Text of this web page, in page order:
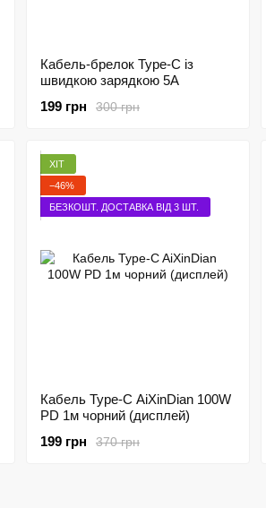
Кабель-брелок Type-C із
швидкою зарядкою 5A
300 грн
199 грн
ХІТ
−46%
БЕЗКОШТ. ДОСТАВКА ВІД 3 ШТ.
Кабель Type-C AiXinDian 100W
PD 1м чорний (дисплей)
370 грн
199 грн